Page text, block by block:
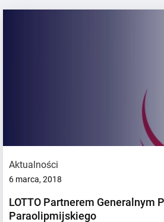
Aktualności
6 marca, 2018
LOTTO Partnerem Generalnym
Paraolipmijskiego